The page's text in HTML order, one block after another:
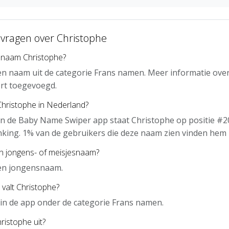
over Christophe
Christophe?
naam uit de categorie Frans namen. Meer informatie
toegevoegd.
in Nederland?
de Baby Name Swiper app staat Christophe op positie
1% van de gebruikers die deze naam zien vinden hem
jongens- of meisjesnaam?
jongensnaam.
Christophe?
de app onder de categorie Frans namen.
uit?